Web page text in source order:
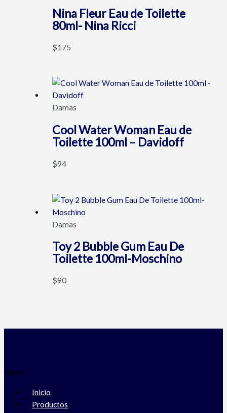
Nina Fleur Eau de Toilette
80ml- Nina Ricci
$175
Damas
Cool Water Woman Eau de
Toilette 100ml – Davidoff
$94
Damas
Toy 2 Bubble Gum Eau De
Toilette 100ml-Moschino
$90
Menú
Inicio
Productos